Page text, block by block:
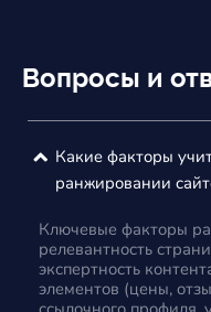
Вопросы и
Какие факторы
ранжировании
Ключевые факторы
релевантность
экспертность
элементов (цены,